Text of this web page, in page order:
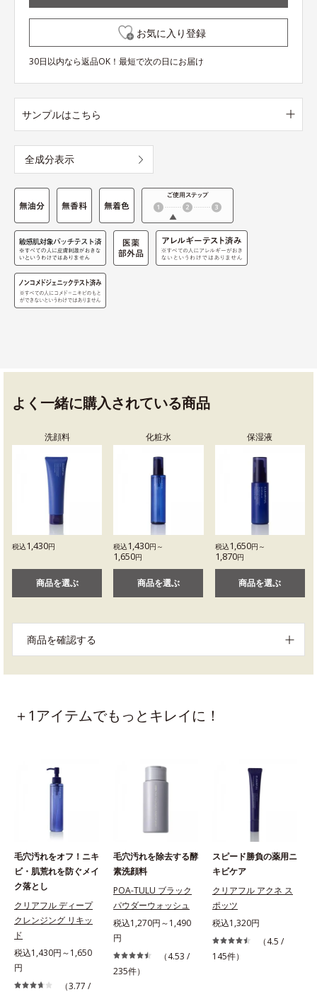
お気に入り登録
30日以内なら返品OK！最短で次の日にお届け
サンプルはこちら
全成分表示
よく一緒に購入されている商品
洗顔料
税込1,430円
商品を選ぶ
化粧水
税込1,430円～
1,650円
商品を選ぶ
保湿液
税込1,650円～
1,870円
商品を選ぶ
商品を確認する
＋1アイテムでもっとキレイに！
毛穴汚れをオフ！ニキ
ビ・肌荒れを防ぐメイ
ク落とし
クリアフル ディープ
クレンジング リキッ
ド
税込1,430円～1,650
円
（3.77 /
毛穴汚れを除去する酵
素洗顔料
POA-TULU ブラック
パウダーウォッシュ
税込1,270円～1,490
円
（4.53 /
235件）
スピード勝負の薬用ニ
キビケア
クリアフル アクネ ス
ポッツ
税込1,320円
（4.5 /
145件）